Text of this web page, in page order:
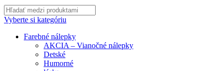
Vyberte si kategóriu
Farebné nálepky
AKCIA – Vianočné nálepky
Detské
Humorné